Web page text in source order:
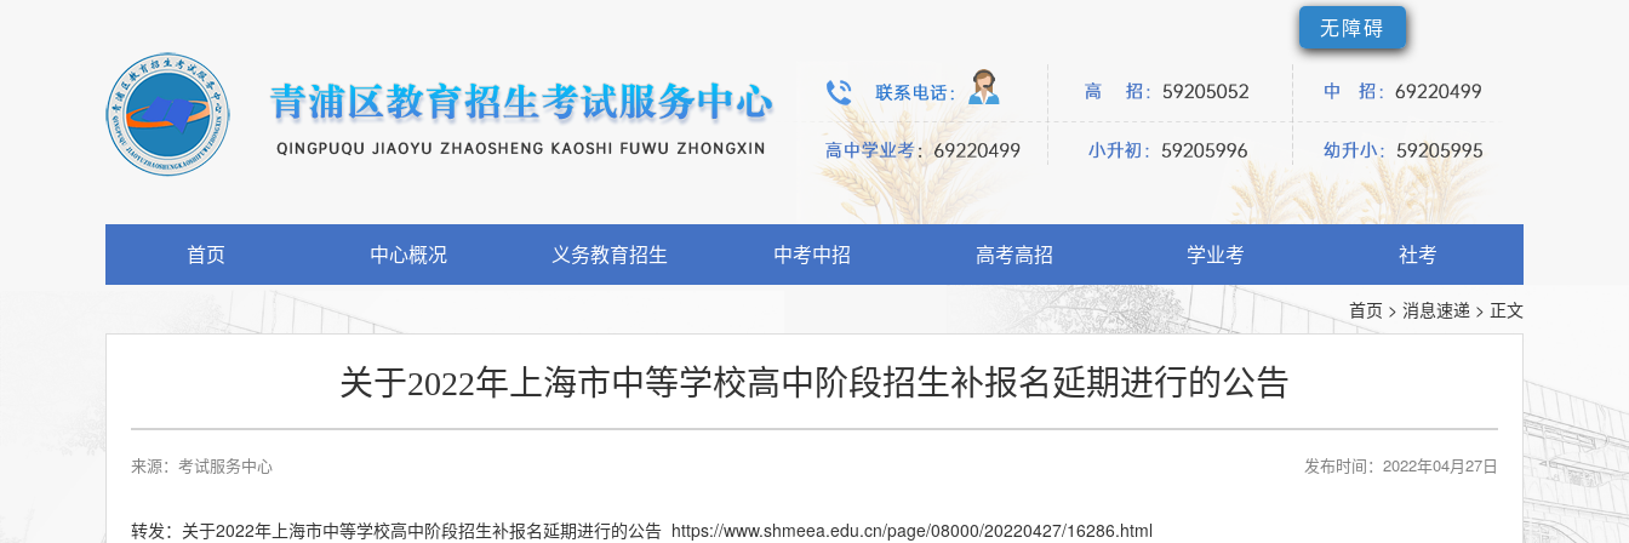
无障碍
首页 中心概况 义务教育招生 中考中招 高考高招 学业考 社考
首页 > 消息速递 > 正文
关于2022年上海市中等学校高中阶段招生补报名延期进行的公告
来源：考试服务中心 发布时间：2022年04月27日
转发：关于2022年上海市中等学校高中阶段招生补报名延期进行的公告 https://www.shmeea.edu.cn/page/08000/20220427/16286.html